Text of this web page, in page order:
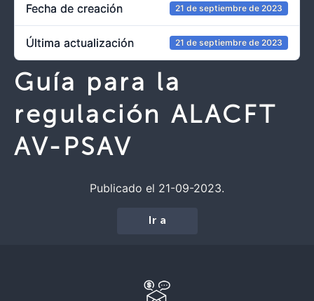
Fecha de creación 21 de septiembre de 2023
Última actualización 21 de septiembre de 2023
Guía para la
regulación ALACFT
AV-PSAV
Publicado el 21-09-2023.
Ir a